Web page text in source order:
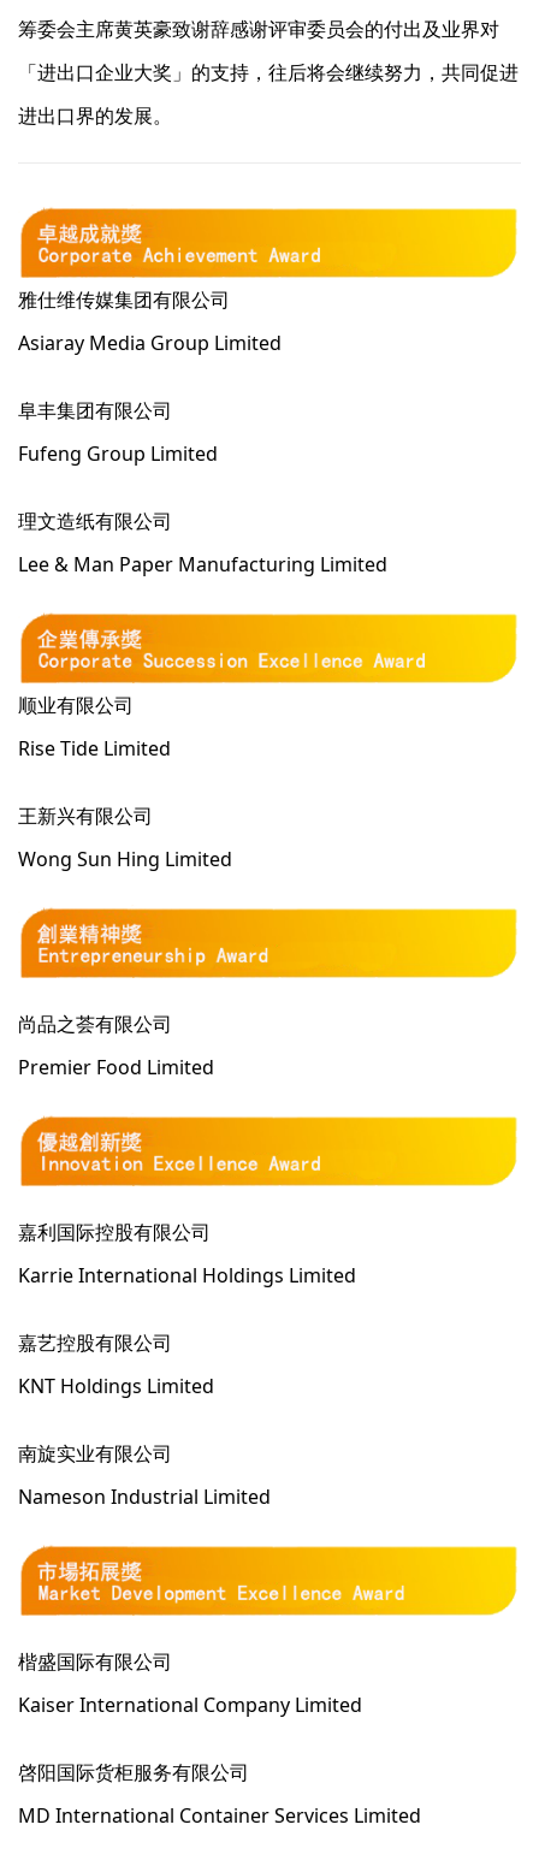
筹委会主席黄英豪致谢辞感谢评审委员会的付出及业界对
「进出口企业大奖」的支持，往后将会继续努力，共同促进
进出口界的发展。
雅仕维传媒集团有限公司
Asiaray Media Group Limited
阜丰集团有限公司
Fufeng Group Limited
理文造纸有限公司
Lee & Man Paper Manufacturing Limited
顺业有限公司
Rise Tide Limited
王新兴有限公司
Wong Sun Hing Limited
尚品之荟有限公司
Premier Food Limited
嘉利国际控股有限公司
Karrie International Holdings Limited
嘉艺控股有限公司
KNT Holdings Limited
南旋实业有限公司
Nameson Industrial Limited
楷盛国际有限公司
Kaiser International Company Limited
啓阳国际货柜服务有限公司
MD International Container Services Limited